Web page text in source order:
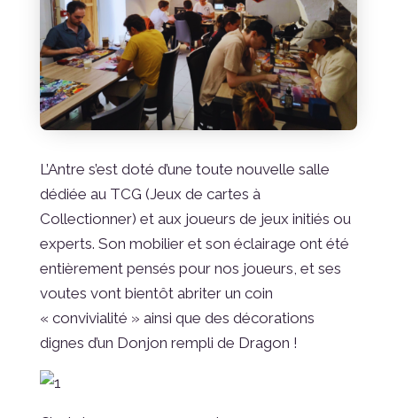
L’Antre s’est doté d’une toute nouvelle salle
dédiée au TCG (Jeux de cartes à
Collectionner) et aux joueurs de jeux initiés ou
experts. Son mobilier et son éclairage ont été
entièrement pensés pour nos joueurs, et ses
voutes vont bientôt abriter un coin
« convivialité » ainsi que des décorations
dignes d’un Donjon rempli de Dragon !